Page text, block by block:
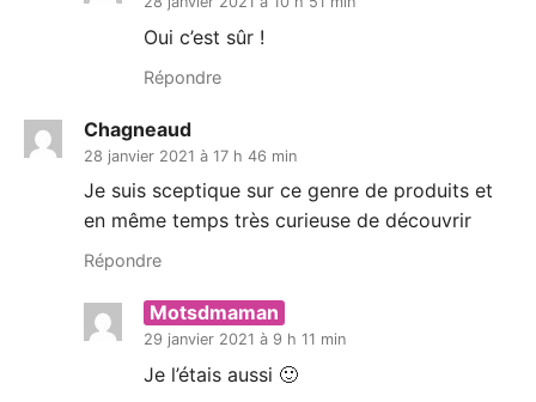
Oui c’est sûr !
Répondre
Chagneaud
28 janvier 2021 à 17 h 46 min
Je suis sceptique sur ce genre de produits et
en même temps très curieuse de découvrir
Répondre
Motsdmaman
29 janvier 2021 à 9 h 11 min
Je l’étais aussi 🙂